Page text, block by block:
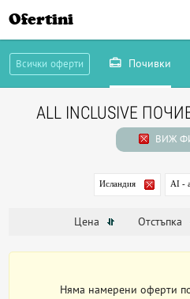
Ofertini
Всички оферти Почивки
ALL INCLUSIVE
ВИЖ
Исландия AI -
Цена Отстъпка
Няма намерени оферти